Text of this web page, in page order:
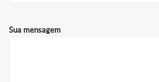
Sua mensagem